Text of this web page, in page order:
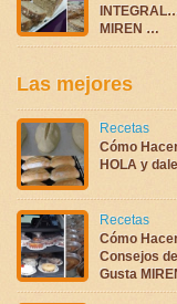
MIREN …
Las mejores
Recetas
Cómo
HOLA y
Recetas
Cómo
Consejos
Gusta